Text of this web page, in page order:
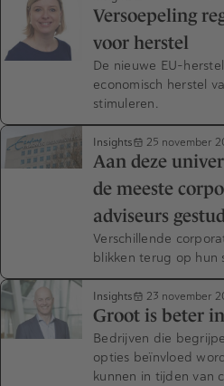
Versoepeling
voor herstel
De nieuwe EU-
economisch herstel
stimuleren.
Insights 25 november
Aan deze
de meeste
adviseurs
Verschillende
blikken terug op hun
Insights 23 november
Groot is beter
Bedrijven die
opties beïnvloed
kunnen in tijden van